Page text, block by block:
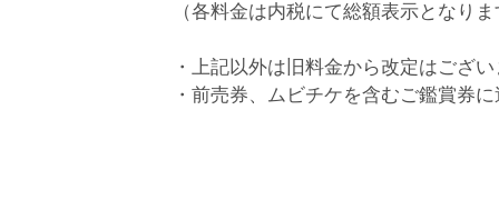
（各料金は内税にて総額表示となり
・上記以外は旧料金から改定はござ
・前売券、ムビチケを含むご鑑賞券